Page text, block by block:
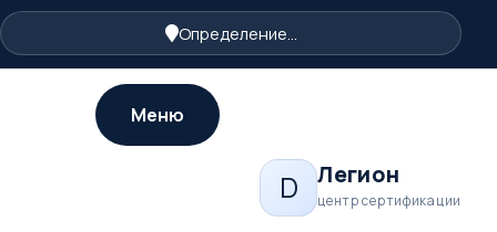
Определение...
D Легион
центр сертификации
Меню